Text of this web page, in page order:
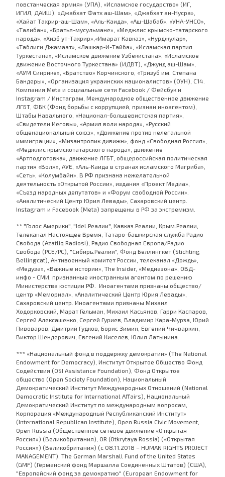
повстанческая армия» (УПА), «Исламское государство» (ИГ,
ИГИЛ, ДАИШ), «Джабхат Фатх аш-Шам», «Джабхат ан-Нусра»,
«Хайат Тахрир-аш-Шам», «Аль-Каида», «Аш-Шабаб», «УНА-УНСО»,
«Талибан», «Братья-мусульмане», «Меджлис крымско-татарского
народа», «Хизб ут-Тахрир»,«Имарат Кавказ», «Нурджулар»,
«Таблиги Джамаат», «Лашкар-И-Тайба», «Исламская партия
Туркестана», «Исламское движение Узбекистана», «Исламское
движение Восточного Туркестана» (ИДВТ), «Джунд аш-Шам»,
«АУМ Синрике», «Братство» Корчинского, «Тризуб им. Степана
Бандеры», «Организация украинских националистов» (ОУН), С14.
Компания Meta и социальные сети Facebook / Фейсбук и
Instagram / Инстаграм, Международное общественное движение
ЛГБТ, ФБК (Фонд борьбы с коррупцией, признан иноагентом),
Штабы Навального, «Национал-большевистская партия»,
«Свидетели Иеговы», «Армия воли народа», «Русский
общенациональный союз», «Движение против нелегальной
иммиграции», «Мизантропик дивижн», фонд «Свободная Россия»,
«Меджлис крымскотатарского народа», движение
«Артподготовка», движение ЛГБТ, общероссийская политическая
партия «Воля», АУЕ, «Аль-Каида в странах исламского Магриба»,
«Сеть», «Колумбайн». В РФ признана нежелательной
деятельность «Открытой России», издания «Проект Медиа»,
«Съезд народных депутатов» и «Форум свободной России».
«Аналитический Центр Юрия Левады», Сахаровский центр.
Instagram и Facebook (Metа) запрещены в РФ за экстремизм.
** "Голос Америки", "Idel.Реалии", Кавказ.Реалии, Крым.Реалии,
Телеканал Настоящее Время, Татаро-башкирская служба Радио
Свобода (Azatliq Radiosi), Радио Свободная Европа/Радио
Свобода (PCE/PC), "Сибирь.Реалии", Фонд Беллингкет (Stichting
Bellingcat), Антивоенный комитет России, телеканал «Дождь»,
«Медуза», «Важные истории», The Insider, «Медиазона», ОВД-
инфо - СМИ, признанные иностранным агентом по решению
Министерства юстиции РФ. Иноагентами признаны общество/
центр «Мемориал», «Аналитический Центр Юрия Левады»,
Сахаровский центр. Иноагентами признаны Михаил
Ходорковский, Марат Гельман, Михаил Касьянов, Гарри Каспаров,
Сергей Алексашенко, Сергей Гуриев, Владимир Кара-Мурза, Юрий
Пивоваров, Дмитрий Гудков, Борис Зимин, Евгений Чичваркин,
Виктор Шендерович, Евгений Киселев, Юлия Латынина.
*** «Национальный фонд в поддержку демократии» (The National
Endowment for Democracy), Институт Открытое Общество Фонд
Содействия (OSI Assistance Foundation), Фонд Открытое
общество (Open Society Foundation), Национальный
Демократический Институт Международных Отношений (National
Democratic Institute for International Affairs), Национальный
Демократический Институт по международным вопросам,
Корпорация «Международный Республиканский Институт»
(International Republican Institute), Open Russia Civic Movement,
Open Russia (Общественное сетевое движение «Открытая
Россия») (Великобритания), OR (Otkrytaya Rossia) («Открытая
Россия») (Великобритания) (с 08.11.2018 – HUMAN RIGHTS PROJECT
MANAGEMENT), The German Marshall Fund of the United States
(GMF) (Германский фонд Маршалла Соединенных Штатов) (США),
"Европейский фонд за демократию" (European Endowment for